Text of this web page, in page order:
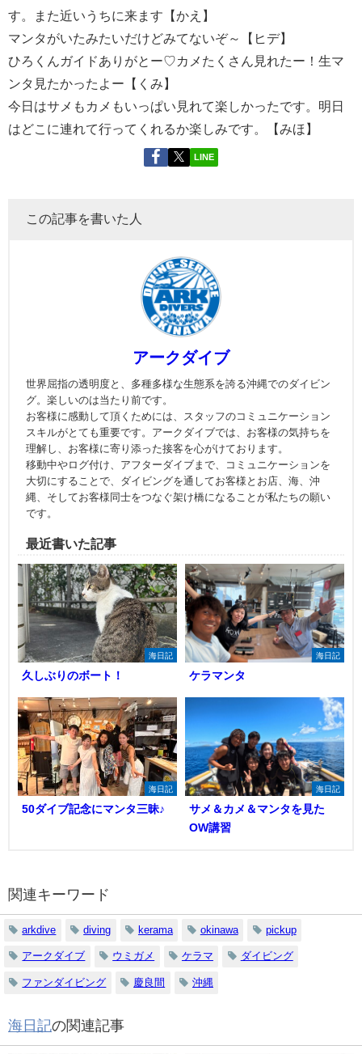
す。また近いうちに来ます【かえ】
マンタがいたみたいだけどみてないぞ～【ヒデ】
ひろくんガイドありがとー♡カメたくさん見れたー！生マ
ンタ見たかったよー【くみ】
今日はサメもカメもいっぱい見れて楽しかったです。明日
はどこに連れて行ってくれるか楽しみです。【みほ】
LINE
この記事を書いた人
アークダイブ
世界屈指の透明度と、多種多様な生態系を誇る沖縄でのダイビン
グ。楽しいのは当たり前です。
お客様に感動して頂くためには、スタッフのコミュニケーション
スキルがとても重要です。アークダイブでは、お客様の気持ちを
理解し、お客様に寄り添った接客を心がけております。
移動中やログ付け、アフターダイブまで、コミュニケーションを
大切にすることで、ダイビングを通してお客様とお店、海、沖
縄、そしてお客様同士をつなぐ架け橋になることが私たちの願い
です。
最近書いた記事
海日記
久しぶりのボート！
海日記
ケラマンタ
海日記
50ダイブ記念にマンタ三昧♪
海日記
サメ＆カメ＆マンタを見た
OW講習
関連キーワード
arkdive diving kerama okinawa pickup
アークダイブ ウミガメ ケラマ ダイビング
ファンダイビング 慶良間 沖縄
海日記の関連記事